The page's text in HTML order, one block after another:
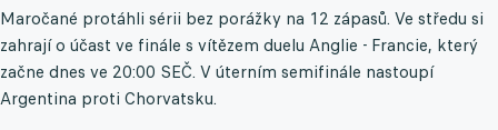
Maročané protáhli sérii bez porážky na 12 zápasů. Ve středu si
zahrají o účast ve finále s vítězem duelu Anglie - Francie, který
začne dnes ve 20:00 SEČ. V úterním semifinále nastoupí
Argentina proti Chorvatsku.